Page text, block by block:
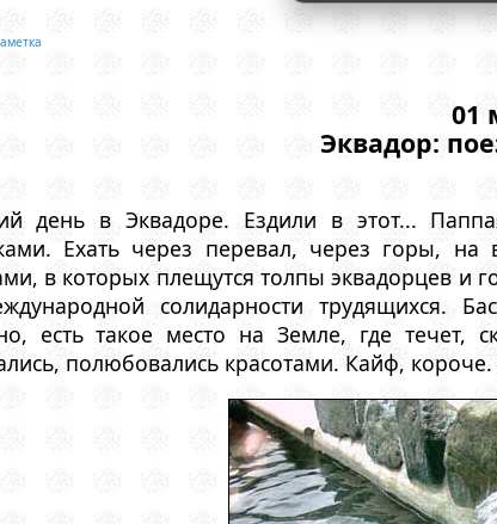
01
Эквадор:
день в Эквадоре. Ездили в этот...
Ехать через перевал, через горы,
в которых плещутся толпы эквадорцев и
солидарности трудящихся.
есть такое место на Земле, где
полюбовались красотами. Кайф,